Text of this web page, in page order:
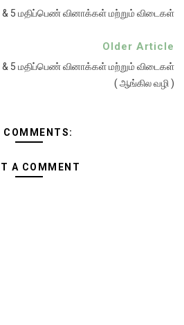
& 5 மதிப்பெண் வினாக்கள் மற்றும் விடைகள்
Older Article
& 5 மதிப்பெண் வினாக்கள் மற்றும் விடைகள்
( ஆங்கில வழி )
COMMENTS:
A COMMENT